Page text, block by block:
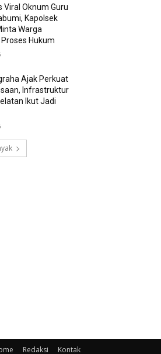
Viral Oknum Guru
Kapolsek
Warga
Hukum
Ajak Perkuat
Infrastruktur
Ikut Jadi
Redaksi Kontak